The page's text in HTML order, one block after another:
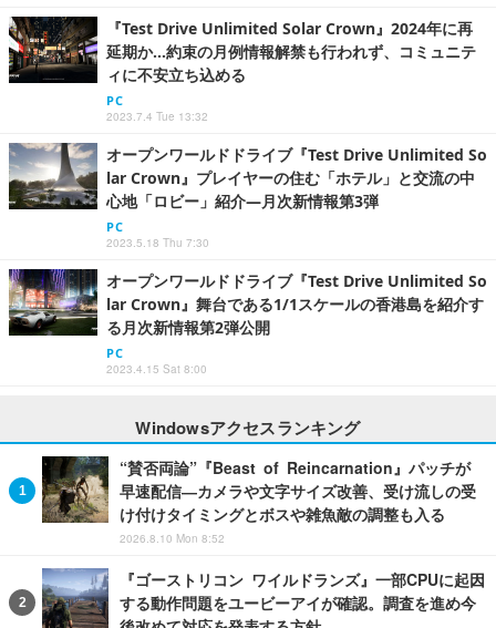
『Test Drive Unlimited Solar Crown』2024年に再
延期か…約束の月例情報解禁も行われず、コミュニテ
ィに不安立ち込める
PC
2023.7.4 Tue 13:32
オープンワールドドライブ『Test Drive Unlimited So
lar Crown』プレイヤーの住む「ホテル」と交流の中
心地「ロビー」紹介―月次新情報第3弾
PC
2023.5.18 Thu 7:30
オープンワールドドライブ『Test Drive Unlimited So
lar Crown』舞台である1/1スケールの香港島を紹介す
る月次新情報第2弾公開
PC
2023.4.15 Sat 8:00
Windowsアクセスランキング
“賛否両論”『Beast of Reincarnation』パッチが
早速配信―カメラや文字サイズ改善、受け流しの受
け付けタイミングとボスや雑魚敵の調整も入る
2026.8.10 Mon 8:52
『ゴーストリコン ワイルドランズ』一部CPUに起因
する動作問題をユービーアイが確認。調査を進め今